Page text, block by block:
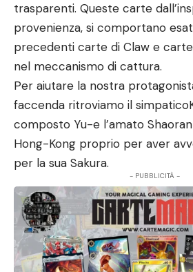
trasparenti. Queste carte
provenienza, si comportano
precedenti carte di Claw e
nel meccanismo di cattura.
Per aiutare la nostra
faccenda ritroviamo il
composto Yu-e l’amato
Hong-Kong proprio per aver
per la sua Sakura.
- PUBBLICITÀ -